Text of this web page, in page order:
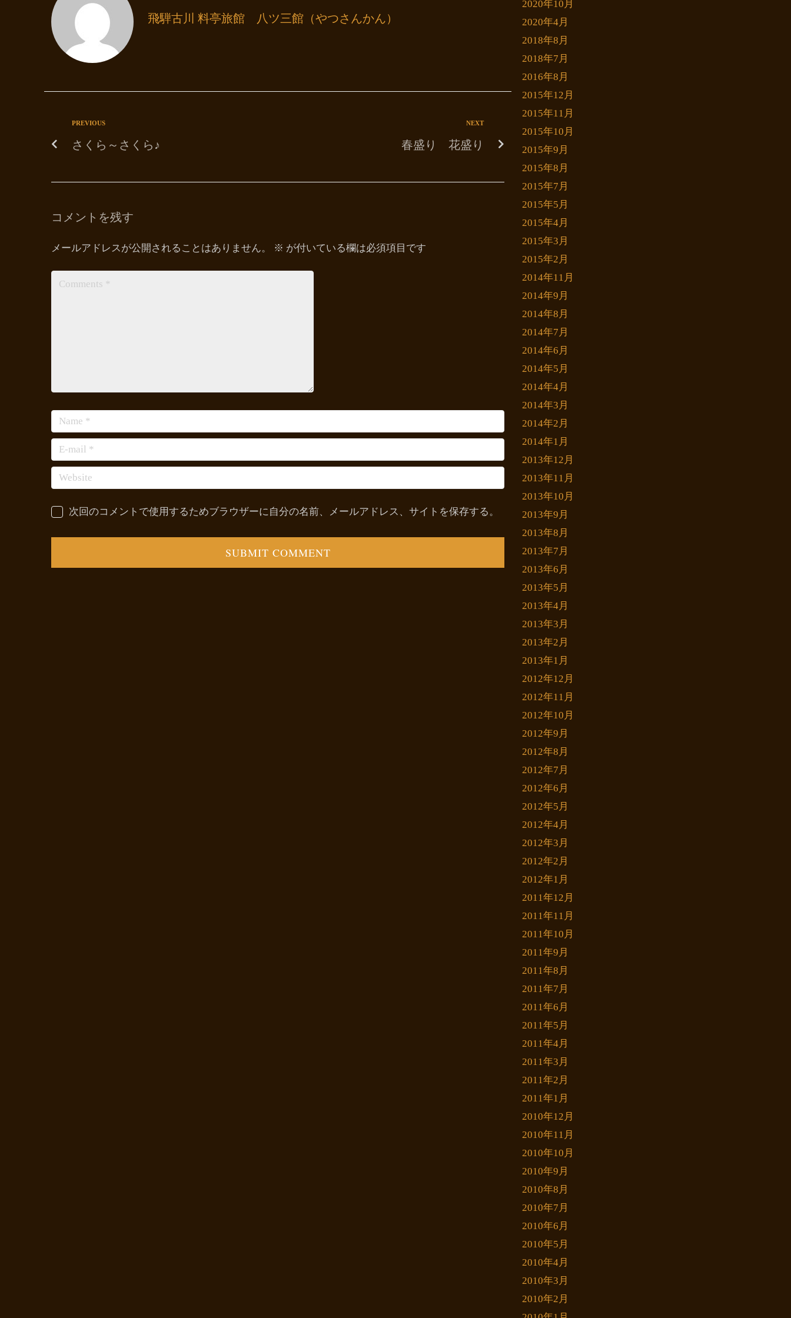
飛騨古川 料亭旅館 八ツ三館（やつさんかん）
PREVIOUS
さくら～さくら♪
NEXT
春盛り 花盛り
コメントを残す
メールアドレスが公開されることはありません。 ※ が付いている欄は必須項目です
次回のコメントで使用するためブラウザーに自分の名前、メールアドレス、サイトを保存する。
2020年10月
2020年4月
2018年8月
2018年7月
2016年8月
2015年12月
2015年11月
2015年10月
2015年9月
2015年8月
2015年7月
2015年5月
2015年4月
2015年3月
2015年2月
2014年11月
2014年9月
2014年8月
2014年7月
2014年6月
2014年5月
2014年4月
2014年3月
2014年2月
2014年1月
2013年12月
2013年11月
2013年10月
2013年9月
2013年8月
2013年7月
2013年6月
2013年5月
2013年4月
2013年3月
2013年2月
2013年1月
2012年12月
2012年11月
2012年10月
2012年9月
2012年8月
2012年7月
2012年6月
2012年5月
2012年4月
2012年3月
2012年2月
2012年1月
2011年12月
2011年11月
2011年10月
2011年9月
2011年8月
2011年7月
2011年6月
2011年5月
2011年4月
2011年3月
2011年2月
2011年1月
2010年12月
2010年11月
2010年10月
2010年9月
2010年8月
2010年7月
2010年6月
2010年5月
2010年4月
2010年3月
2010年2月